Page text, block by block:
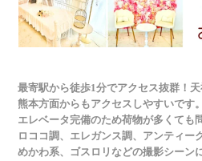
最寄駅から徒歩1分でアクセス抜群！
熊本方面からもアクセスしやすいです。
エレベータ完備のため荷物が多くても
ロココ調、エレガンス調、アンティー
めかわ系、ゴスロリなどの撮影シーン